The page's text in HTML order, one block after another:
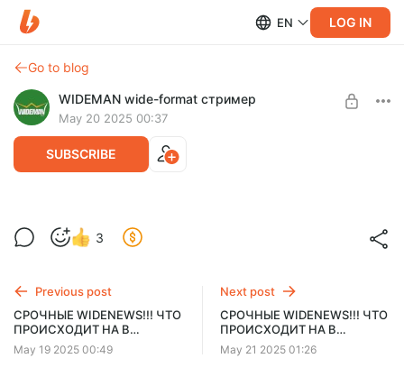
EN LOG IN
Go to blog
WIDEMAN wide-format стример
May 20 2025 00:37
SUBSCRIBE
СРОЧНЫЕ WIDENEWS!!! ЧТО
ПРОИСХОДИТ НА В УКРАИНЕ?
SUBSCRIBE
3
Previous post
СРОЧНЫЕ WIDENEWS!!! ЧТО
ПРОИСХОДИТ НА В
УКРАИНЕ? ВОЗМОЖНА ЧАТ
РУЛЕТКА!
May 19 2025 00:49
Next post
СРОЧНЫЕ WIDENEWS!!! ЧТО
ПРОИСХОДИТ НА В
УКРАИНЕ? ВОЗМОЖНА ЧАТ
РУЛЕТКА!
May 21 2025 01:26